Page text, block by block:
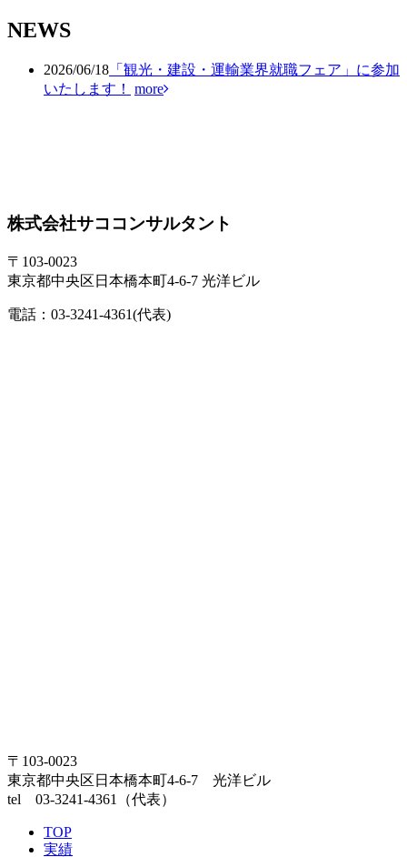
NEWS
2026/06/18 「観光・建設・運輸業界就職フェア」に参加
いたします！
more
株式会社サココンサルタント
〒103-0023
東京都中央区日本橋本町4-6-7 光洋ビル
電話： 03-3241-4361(代表)
〒103-0023
東京都中央区日本橋本町4-6-7 光洋ビル
tel 03-3241-4361 （代表）
TOP
実績